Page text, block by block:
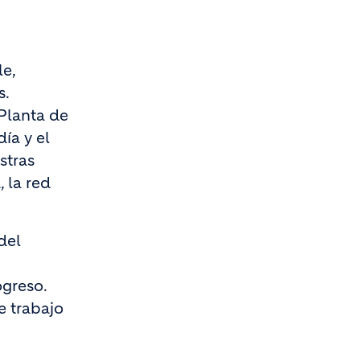
de
y el
la red
trabajo